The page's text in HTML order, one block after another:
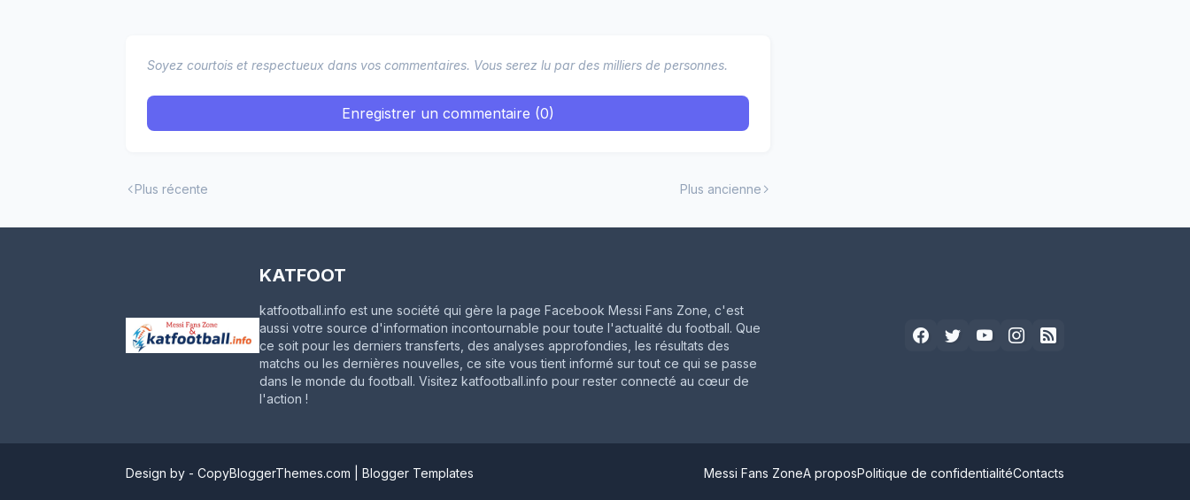
Soyez courtois et respectueux dans vos commentaires. Vous serez lu par des milliers de personnes.
Enregistrer un commentaire (0)
Plus récente Plus ancienne
KATFOOT
katfootball.info est une société qui gère la page Facebook Messi Fans Zone, c'est
aussi votre source d'information incontournable pour toute l'actualité du football. Que
ce soit pour les derniers transferts, des analyses approfondies, les résultats des
matchs ou les dernières nouvelles, ce site vous tient informé sur tout ce qui se passe
dans le monde du football. Visitez katfootball.info pour rester connecté au cœur de
l'action !
Design by - CopyBloggerThemes.com Blogger Templates Messi Fans ZoneA proposPolitique de confidentialitéContacts